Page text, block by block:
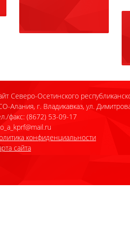
Северо-Осетинского
Алания, г. Владикавказ, ул.
факс: (8672) 53-09-17
конфиденциальности
сайта